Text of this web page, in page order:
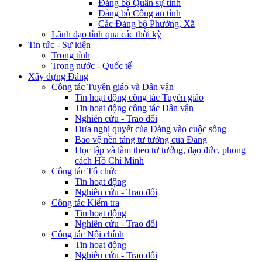
Đảng bộ Quân sự tỉnh
Đảng bộ Công an tỉnh
Các Đảng bộ Phường, Xã
Lãnh đạo tỉnh qua các thời kỳ
Tin tức - Sự kiện
Trong tỉnh
Trong nước - Quốc tế
Xây dựng Đảng
Công tác Tuyên giáo và Dân vận
Tin hoạt động công tác Tuyên giáo
Tin hoạt động công tác Dân vận
Nghiên cứu - Trao đổi
Đưa nghị quyết của Đảng vào cuộc sống
Bảo vệ nền tảng tư tưởng của Đảng
Học tập và làm theo tư tưởng, đạo đức, phong
cách Hồ Chí Minh
Công tác Tổ chức
Tin hoạt động
Nghiên cứu - Trao đổi
Công tác Kiểm tra
Tin hoạt động
Nghiên cứu - Trao đổi
Công tác Nội chính
Tin hoạt động
Nghiên cứu - Trao đổi